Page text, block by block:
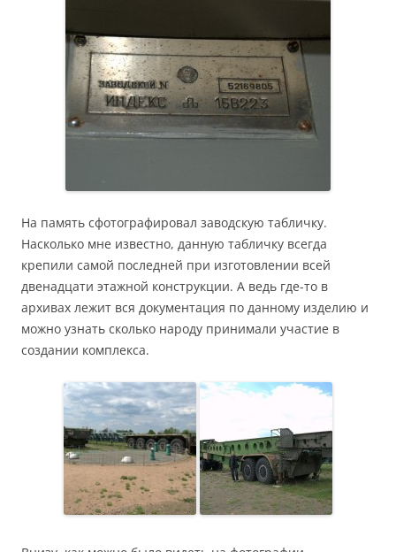
На память сфотографировал заводскую табличку.
Насколько мне известно, данную табличку всегда
крепили самой последней при изготовлении всей
двенадцати этажной конструкции. А ведь где-то в
архивах лежит вся документация по данному изделию и
можно узнать сколько народу принимали участие в
создании комплекса.